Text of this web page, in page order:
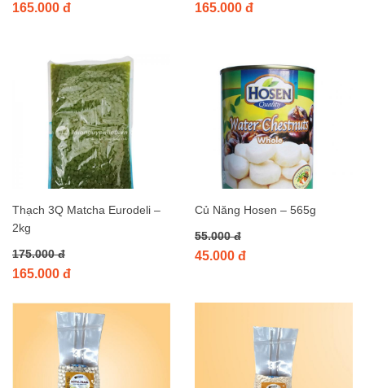
165.000 đ 165.000 đ
Thạch 3Q Matcha Eurodeli –
2kg
175.000 đ
165.000 đ
Củ Năng Hosen – 565g
55.000 đ
45.000 đ